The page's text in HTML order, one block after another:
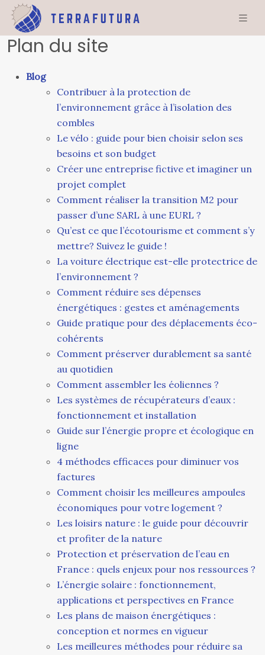
Plan du site
Blog
Contribuer à la protection de
l’environnement grâce à l’isolation des
combles
Le vélo : guide pour bien choisir selon ses
besoins et son budget
Créer une entreprise fictive et imaginer un
projet complet
Comment réaliser la transition M2 pour
passer d’une SARL à une EURL ?
Qu’est ce que l’écotourisme et comment s’y
mettre? Suivez le guide !
La voiture électrique est-elle protectrice de
l’environnement ?
Comment réduire ses dépenses
énergétiques : gestes et aménagements
Guide pratique pour des déplacements éco-
cohérents
Comment préserver durablement sa santé
au quotidien
Comment assembler les éoliennes ?
Les systèmes de récupérateurs d’eaux :
fonctionnement et installation
Guide sur l’énergie propre et écologique en
ligne
4 méthodes efficaces pour diminuer vos
factures
Comment choisir les meilleures ampoules
économiques pour votre logement ?
Les loisirs nature : le guide pour découvrir
et profiter de la nature
Protection et préservation de l’eau en
France : quels enjeux pour nos ressources ?
L’énergie solaire : fonctionnement,
applications et perspectives en France
Les plans de maison énergétiques :
conception et normes en vigueur
Les meilleures méthodes pour réduire sa